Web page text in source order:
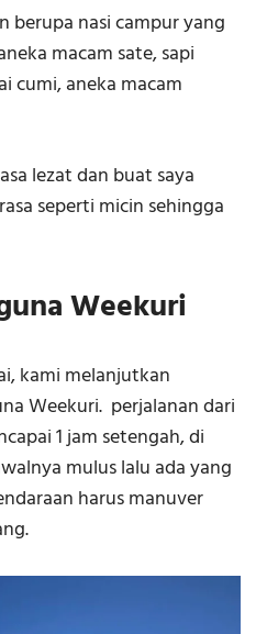
berupa nasi campur yang
macam sate, sapi
cumi, aneka macam
lezat dan buat saya
seperti micin sehingga
Weekuri
kami melanjutkan
Weekuri. perjalanan dari
1 jam setengah, di
mulus lalu ada yang
harus manuver